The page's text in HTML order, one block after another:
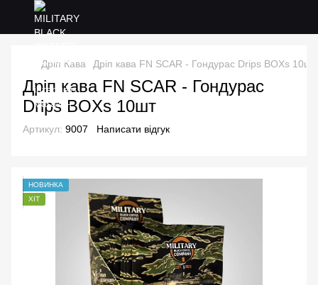
Дріп Кава Дріп кава FN SCAR - Гондурас Drips BOXs 10шт
Дріп кава FN SCAR - Гондурас
Drips BOXs 10шт
Артикул: 9007 Написати відгук
НОВИНКА
ХІТ